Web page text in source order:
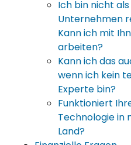
Ich bin nicht als
Unternehmen
Kann ich mit
arbeiten?
Kann ich das
wenn ich kein
Experte bin?
Funktioniert
Technologie in
Land?